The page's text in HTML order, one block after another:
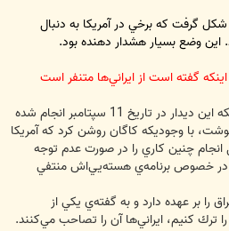
گرفت كه برخي در آمريكا به دنبال
اين وضع بسيار هشدار دهنده بود.
گفته است از ايراني‌ها متنفر است
روزنامه‌ي ديلي ميل با اشاره به اينكه اين ديدار در تاريخ 11 سپتامبر انجام شده
با وجوديكه كاگان روشن كرد كه آمريكا
انجام چنين كاري را در صورت عدم توجه
در خصوص برنامه‌ي هسته‌يي‌اش منتفي
را بر عهده دارد و به گفته‌ي يكي از
ترك كنيم، ايراني‌ها آن را تصاحب مي‌كنند.